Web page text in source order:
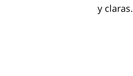
y claras.